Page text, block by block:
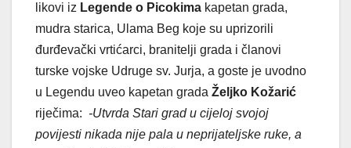
likovi iz Legende o Picokima kapetan grada,
mudra starica, Ulama Beg koje su uprizorili
đurđevački vrtićarci, branitelji grada i članovi
turske vojske Udruge sv. Jurja, a goste je uvodno
u Legendu uveo kapetan grada Željko Kožarić
riječima: -Utvrda Stari grad u cijeloj svojoj
povijesti nikada nije pala u neprijateljske ruke, a